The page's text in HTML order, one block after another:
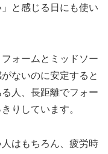
と感じる日にも使い
ォームとミッドソー
ないのに安定すると
人、長距離でフォー
りしています。
はもちろん、疲労時